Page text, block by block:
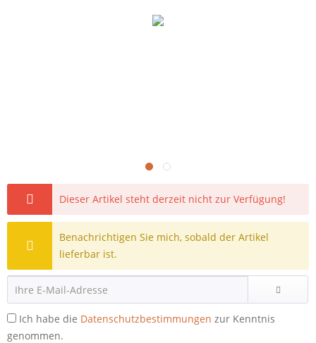
Dieser Artikel steht derzeit nicht zur Verfügung!
Benachrichtigen Sie mich, sobald der Artikel
lieferbar ist.
Ich habe die Datenschutzbestimmungen zur Kenntnis
genommen.